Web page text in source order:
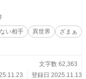
い相手 異世界
ざまぁ
文字数 62,363
登録日 2025.11.13